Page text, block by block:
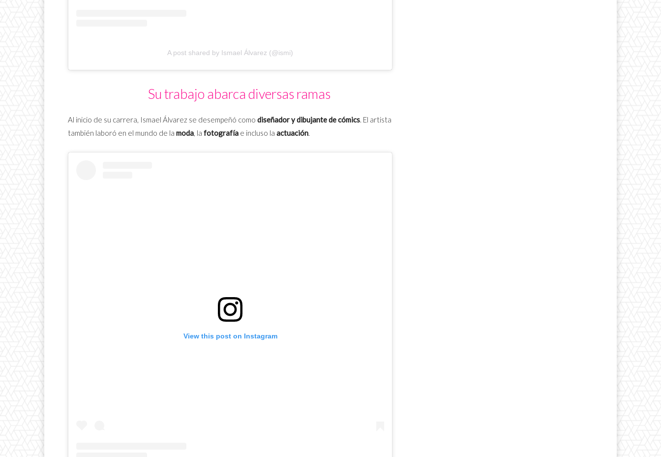
A post shared by Ismael Álvarez (@ismi)
Su trabajo abarca diversas ramas
Al inicio de su carrera, Ismael Álvarez se desempeñó como diseñador y dibujante de cómics. El artista
también laboró en el mundo de la moda, la fotografía e incluso la actuación.
View this post on Instagram